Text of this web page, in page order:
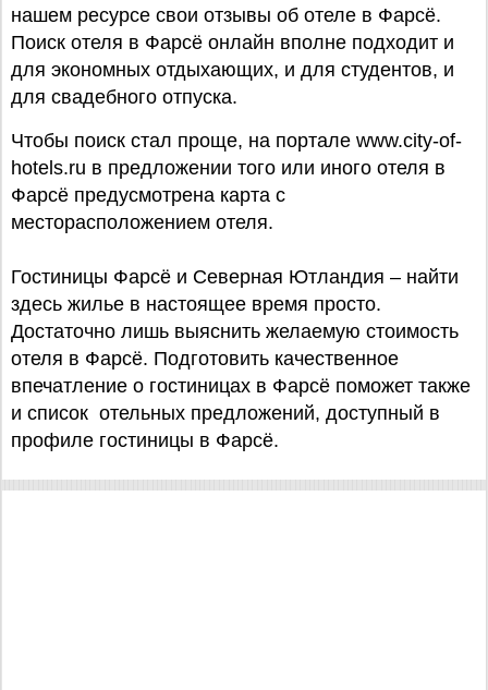
нашем ресурсе свои отзывы об отеле в Фарсё.
Поиск отеля в Фарсё онлайн вполне подходит и
для экономных отдыхающих, и для студентов, и
для свадебного отпуска.
Чтобы поиск стал проще, на портале www.city-of-
hotels.ru в предложении того или иного отеля в
Фарсё предусмотрена карта с
месторасположением отеля.
Гостиницы Фарсё и Северная Ютландия – найти
здесь жилье в настоящее время просто.
Достаточно лишь выяснить желаемую стоимость
отеля в Фарсё. Подготовить качественное
впечатление о гостиницах в Фарсё поможет также
и список отельных предложений, доступный в
профиле гостиницы в Фарсё.